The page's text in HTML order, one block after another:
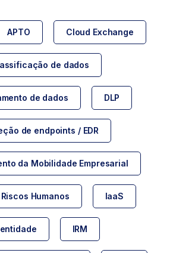
APTO Cloud Exchange
de dados
de dados DLP
de endpoints / EDR
da Mobilidade Empresarial
Humanos IaaS
IRM